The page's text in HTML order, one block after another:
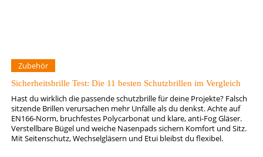
Zubehör
Sicherheitsbrille Test: Die 11 besten Schutzbrillen im Vergleich
Hast du wirklich die passende schutzbrille für deine Projekte? Falsch
sitzende Brillen verursachen mehr Unfälle als du denkst. Achte auf
EN166‑Norm, bruchfestes Polycarbonat und klare, anti-Fog Gläser.
Verstellbare Bügel und weiche Nasenpads sichern Komfort und Sitz.
Mit Seitenschutz, Wechselgläsern und Etui bleibst du flexibel.